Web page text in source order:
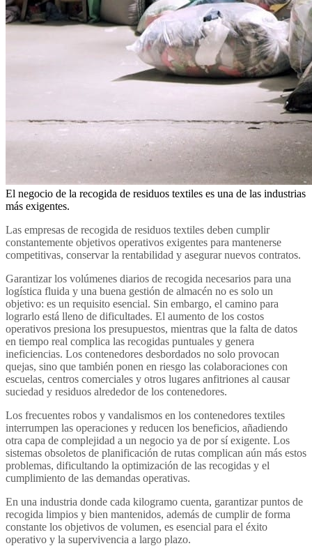
El negocio de la recogida de residuos textiles es una de las industrias
más exigentes.
Las empresas de recogida de residuos textiles deben cumplir
constantemente objetivos operativos exigentes para mantenerse
competitivas, conservar la rentabilidad y asegurar nuevos contratos.
Garantizar los volúmenes diarios de recogida necesarios para una
logística fluida y una buena gestión de almacén no es solo un
objetivo: es un requisito esencial. Sin embargo, el camino para
lograrlo está lleno de dificultades. El aumento de los costos
operativos presiona los presupuestos, mientras que la falta de datos
en tiempo real complica las recogidas puntuales y genera
ineficiencias. Los contenedores desbordados no solo provocan
quejas, sino que también ponen en riesgo las colaboraciones con
escuelas, centros comerciales y otros lugares anfitriones al causar
suciedad y residuos alrededor de los contenedores.
Los frecuentes robos y vandalismos en los contenedores textiles
interrumpen las operaciones y reducen los beneficios, añadiendo
otra capa de complejidad a un negocio ya de por sí exigente. Los
sistemas obsoletos de planificación de rutas complican aún más estos
problemas, dificultando la optimización de las recogidas y el
cumplimiento de las demandas operativas.
En una industria donde cada kilogramo cuenta, garantizar puntos de
recogida limpios y bien mantenidos, además de cumplir de forma
constante los objetivos de volumen, es esencial para el éxito
operativo y la supervivencia a largo plazo.